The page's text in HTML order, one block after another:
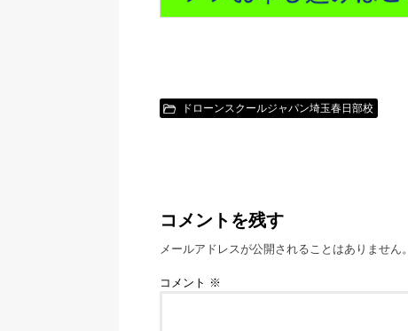
ドローンスクールジャパン埼玉春日部校
コメントを残す
メールアドレスが公開されることはありません。
コメント ※